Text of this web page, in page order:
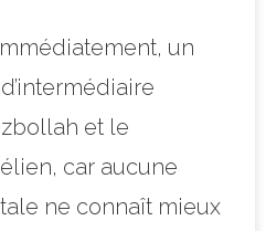
un
et le
car aucune
ne connaît mieux